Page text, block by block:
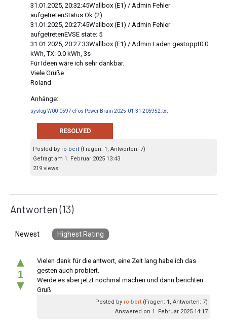
31.01.2025, 20:32:45Wallbox (E1) / Admin Fehler
aufgetretenStatus Ok (2)
31.01.2025, 20:27:45Wallbox (E1) / Admin Fehler
aufgetretenEVSE state: 5
31.01.2025, 20:27:33Wallbox (E1) / Admin Laden gestoppt0.0
kWh, TX: 0.0 kWh, 3s
Für Ideen wäre ich sehr dankbar.
Viele Grüße
Roland
Anhänge:
syslog W00-0597 cFos Power Brain 2025-01-31 205952.txt
RESOLVED
Posted by ro-bert (Fragen: 1, Antworten: 7)
Gefragt am 1. Februar 2025 13:43
219 views
Antworten(13)
Newest Highest Rating
▲
1
▼
Vielen dank für die antwort, eine Zeit lang habe ich das
gesten auch probiert.
Werde es aber jetzt nochmal machen und dann berichten.
Gruß
Posted by ro-bert (Fragen: 1, Antworten: 7)
Answered on 1. Februar 2025 14:17